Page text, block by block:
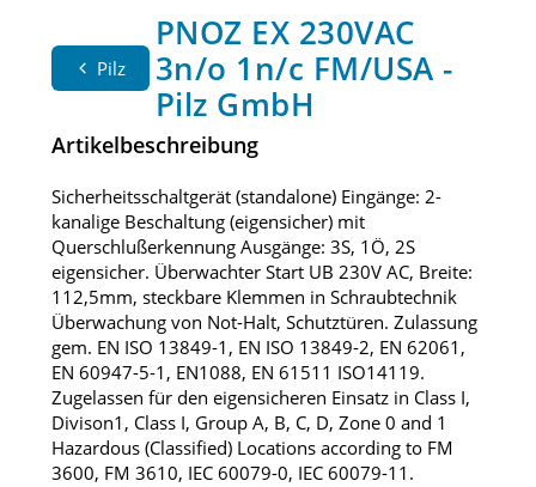
Pilz
PNOZ EX 230VAC
3n/o 1n/c FM/USA -
Pilz GmbH
Artikelbeschreibung
Sicherheitsschaltgerät (standalone) Eingänge: 2-
kanalige Beschaltung (eigensicher) mit
Querschlußerkennung Ausgänge: 3S, 1Ö, 2S
eigensicher. Überwachter Start UB 230V AC, Breite:
112,5mm, steckbare Klemmen in Schraubtechnik
Überwachung von Not-Halt, Schutztüren. Zulassung
gem. EN ISO 13849-1, EN ISO 13849-2, EN 62061,
EN 60947-5-1, EN1088, EN 61511 ISO14119.
Zugelassen für den eigensicheren Einsatz in Class I,
Divison1, Class I, Group A, B, C, D, Zone 0 and 1
Hazardous (Classified) Locations according to FM
3600, FM 3610, IEC 60079-0, IEC 60079-11.